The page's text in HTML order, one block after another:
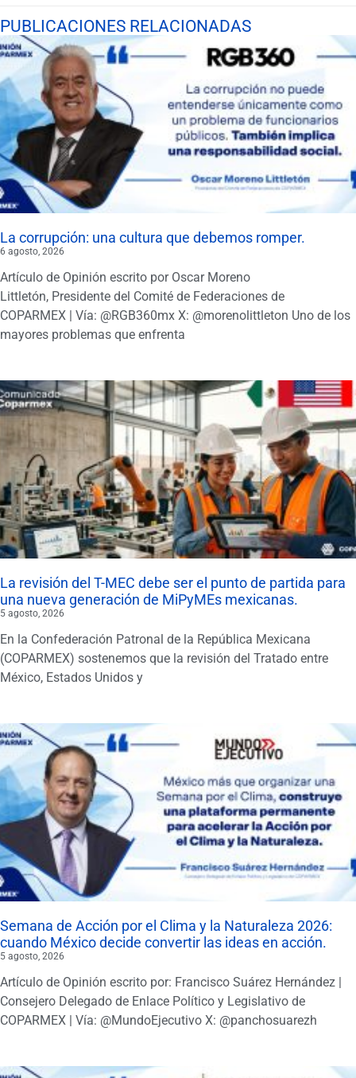
PUBLICACIONES RELACIONADAS
La corrupción: una cultura que debemos romper.
6 agosto, 2026
Artículo de Opinión escrito por Oscar Moreno
Littletón, Presidente del Comité de Federaciones de
COPARMEX | Vía: @RGB360mx X: @morenolittleton Uno de los
mayores problemas que enfrenta
La revisión del T-MEC debe ser el punto de partida para
una nueva generación de MiPyMEs mexicanas.
5 agosto, 2026
En la Confederación Patronal de la República Mexicana
(COPARMEX) sostenemos que la revisión del Tratado entre
México, Estados Unidos y
Semana de Acción por el Clima y la Naturaleza 2026:
cuando México decide convertir las ideas en acción.
5 agosto, 2026
Artículo de Opinión escrito por: Francisco Suárez Hernández |
Consejero Delegado de Enlace Político y Legislativo de
COPARMEX | Vía: @MundoEjecutivo X: @panchosuarezh